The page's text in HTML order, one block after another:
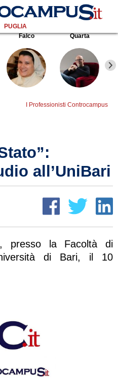
PUGLIA
Falco Quarta
I Professionisti Controcampus
all’UniBari
presso la Facoltà di
di Bari, il 10